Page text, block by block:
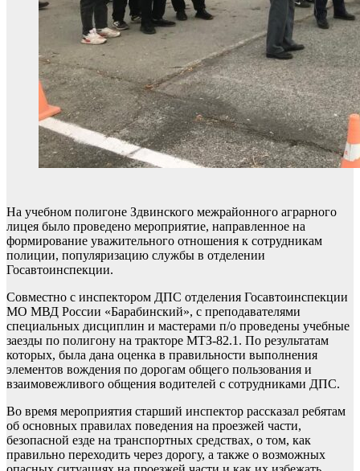
На учебном полигоне Здвинского межрайонного аграрного
лицея было проведено мероприятие, направленное на
формирование уважительного отношения к сотрудникам
полиции, популяризацию службы в отделении
Госавтоинспекции.
Совместно с инспектором ДПС отделения Госавтоинспекции
МО МВД России «Барабинский», с преподавателями
специальных дисциплин и мастерами п/о проведены учебные
заезды по полигону на тракторе МТЗ-82.1. По результатам
которых, была дана оценка в правильности выполнения
элементов вождения по дорогам общего пользования и
взаимовежливого общения водителей с сотрудниками ДПС.
Во время мероприятия старший инспектор рассказал ребятам
об основных правилах поведения на проезжей части,
безопасной езде на транспортных средствах, о том, как
правильно переходить через дорогу, а также о возможных